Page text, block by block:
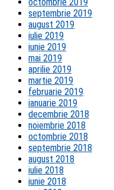
octombrie 2019
septembrie 2019
august 2019
iulie 2019
iunie 2019
mai 2019
aprilie 2019
martie 2019
februarie 2019
ianuarie 2019
decembrie 2018
noiembrie 2018
octombrie 2018
septembrie 2018
august 2018
iulie 2018
iunie 2018